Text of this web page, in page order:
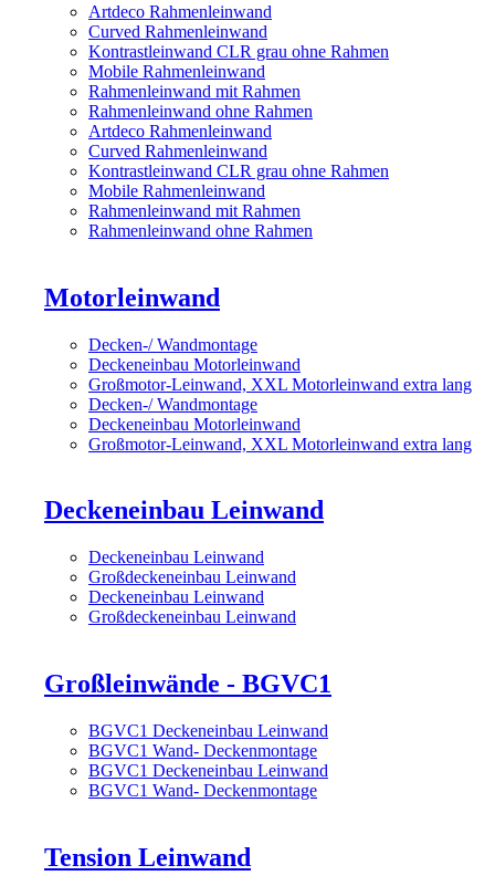
Artdeco Rahmenleinwand
Curved Rahmenleinwand
Kontrastleinwand CLR grau ohne Rahmen
Mobile Rahmenleinwand
Rahmenleinwand mit Rahmen
Rahmenleinwand ohne Rahmen
Artdeco Rahmenleinwand
Curved Rahmenleinwand
Kontrastleinwand CLR grau ohne Rahmen
Mobile Rahmenleinwand
Rahmenleinwand mit Rahmen
Rahmenleinwand ohne Rahmen
Motorleinwand
Decken-/ Wandmontage
Deckeneinbau Motorleinwand
Großmotor-Leinwand, XXL Motorleinwand extra lang
Decken-/ Wandmontage
Deckeneinbau Motorleinwand
Großmotor-Leinwand, XXL Motorleinwand extra lang
Deckeneinbau Leinwand
Deckeneinbau Leinwand
Großdeckeneinbau Leinwand
Deckeneinbau Leinwand
Großdeckeneinbau Leinwand
Großleinwände - BGVC1
BGVC1 Deckeneinbau Leinwand
BGVC1 Wand- Deckenmontage
BGVC1 Deckeneinbau Leinwand
BGVC1 Wand- Deckenmontage
Tension Leinwand